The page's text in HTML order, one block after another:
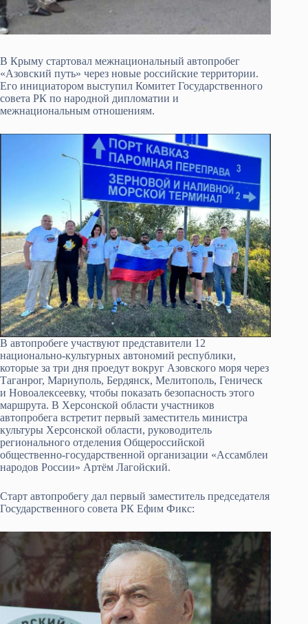
В Крыму стартовал межнациональный автопробег
«Азовский путь» через новые российские территории.
Его инициатором выступил Комитет Государственного
совета РК по народной дипломатии и
межнациональным отношениям.
В автопробеге участвуют представители 12
национально-культурных автономий республики,
которые за три дня проедут вокруг Азовского моря через
Таганрог, Мариуполь, Бердянск, Мелитополь, Геническ
и Новоалексеевку, чтобы показать безопасность этого
маршрута. В Херсонской области участников
автопробега встретит первый заместитель министра
культуры Херсонской области, руководитель
регионального отделения Общероссийской
общественно-государственной организации «Ассамблеи
народов России» Артём Лагойский.
Старт автопробегу дал первый заместитель председателя
Государственного совета РК Ефим Фикс: